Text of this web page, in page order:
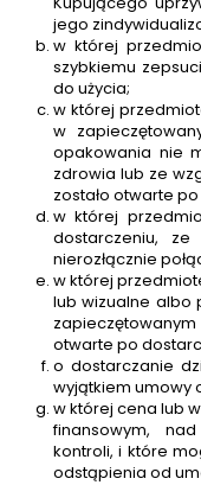
jego
w której
szybkiemu
do użycia;
w której
w
opakowania nie
zdrowia lub ze
zostało otwarte
w której
dostarczeniu,
nierozłącznie
w której
lub wizualne albo
otwarte po
o dostarczanie
wyjątkiem umowy
w której cena lub
finansowym,
kontroli, i które
odstąpienia od